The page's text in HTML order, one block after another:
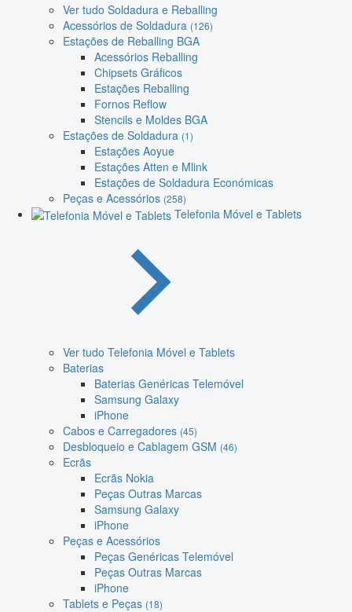
Ver tudo Soldadura e Reballing
Acessórios de Soldadura (126)
Estações de Reballing BGA
Acessórios Reballing
Chipsets Gráficos
Estações Reballing
Fornos Reflow
Stencils e Moldes BGA
Estações de Soldadura (1)
Estações Aoyue
Estações Atten e Mlink
Estações de Soldadura Económicas
Peças e Acessórios (258)
Telefonia Móvel e Tablets
Ver tudo Telefonia Móvel e Tablets
Baterias
Baterias Genéricas Telemóvel
Samsung Galaxy
iPhone
Cabos e Carregadores (45)
Desbloqueio e Cablagem GSM (46)
Ecrãs
Ecrãs Nokia
Peças Outras Marcas
Samsung Galaxy
iPhone
Peças e Acessórios
Peças Genéricas Telemóvel
Peças Outras Marcas
iPhone
Tablets e Peças (18)